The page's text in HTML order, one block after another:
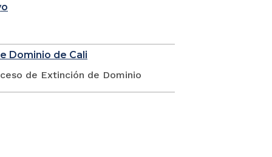
Dominio de Cali
de Extinción de Dominio